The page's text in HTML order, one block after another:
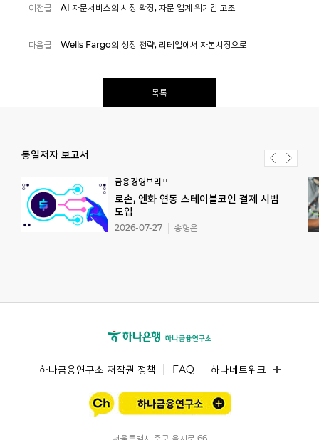
이전글 AI 자문서비스의 시장 확장, 자문 업계 위기감 고조
다음글 Wells Fargo의 성장 전략, 리테일에서 자본시장으로
목록
동일저자 보고서
금융경영브리프
로손, 엔화 연동 스테이블코인 결제 시범
도입
2026-07-27 송형은
하나금융연구소 저작권 정책 FAQ 하나네트워크